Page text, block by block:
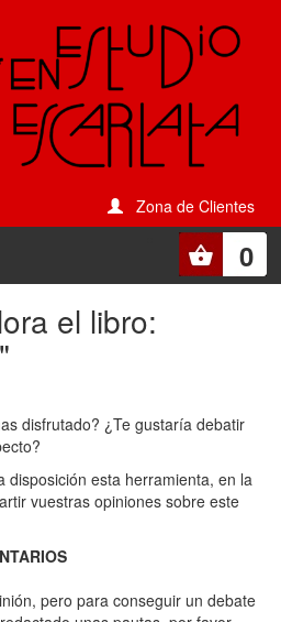
Zona de Clientes
0
el libro:
"
disfrutado? ¿Te gustaría debatir
disposición esta herramienta, en la
vuestras opiniones sobre este
pero para conseguir un debate